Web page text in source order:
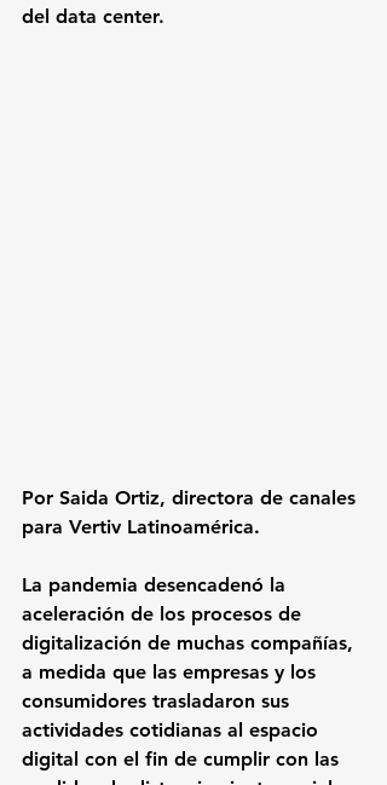
del data center.
Por Saida Ortiz, directora de canales
para Vertiv Latinoamérica.
La pandemia desencadenó la
aceleración de los procesos de
digitalización de muchas compañías,
a medida que las empresas y los
consumidores trasladaron sus
actividades cotidianas al espacio
digital con el fin de cumplir con las